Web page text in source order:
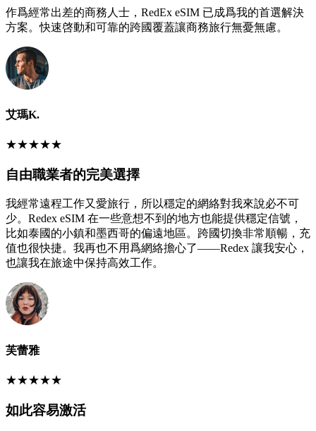
作爲經常出差的商務人士，RedEx eSIM 已成爲我的首選解決
方案。快速啓動和可靠的跨國覆蓋讓商務旅行無憂無慮。
艾瑪K.
★★★★★
自由職業者的完美選擇
我經常遠程工作又愛旅行，所以穩定的網絡對我來說必不可
少。Redex eSIM 在一些意想不到的地方也能提供穩定信號，
比如泰國的小鎮和墨西哥的偏遠地區。跨國切換非常順暢，充
值也很快捷。我再也不用爲網絡擔心了——Redex 讓我安心，
也讓我在旅途中保持高效工作。
芙蕾雅
★★★★★
如此容易激活